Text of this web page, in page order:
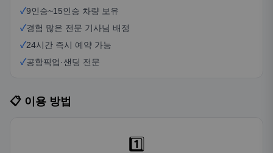
✓9인승~15인승 차량 보유
✓경험 많은 전문 기사님 배정
✓24시간 즉시 예약 가능
✓공항픽업·샌딩 전문
📋 이용 방법
1️⃣